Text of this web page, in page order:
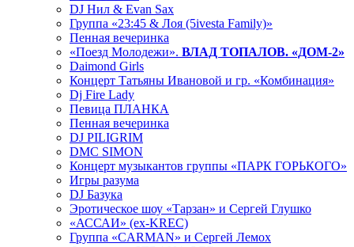
DJ Нил & Evan Sax
Группа «23:45 & Лоя (5ivesta Family)»
Пенная вечеринка
«Поезд Молодежи». ВЛАД ТОПАЛОВ. «ДОМ-2»
Daimond Girls
Концерт Татьяны Ивановой и гр. «Комбинация»
Dj Fire Lady
Певица ПЛАНКА
Пенная вечеринка
DJ PILIGRIM
DMC SIMON
Концерт музыкантов группы «ПАРК ГОРЬКОГО»
Игры разума
DJ Базука
Эротическое шоу «Тарзан» и Сергей Глушко
«АССАИ» (ex-KREC)
Группа «CARMAN» и Сергей Лемох